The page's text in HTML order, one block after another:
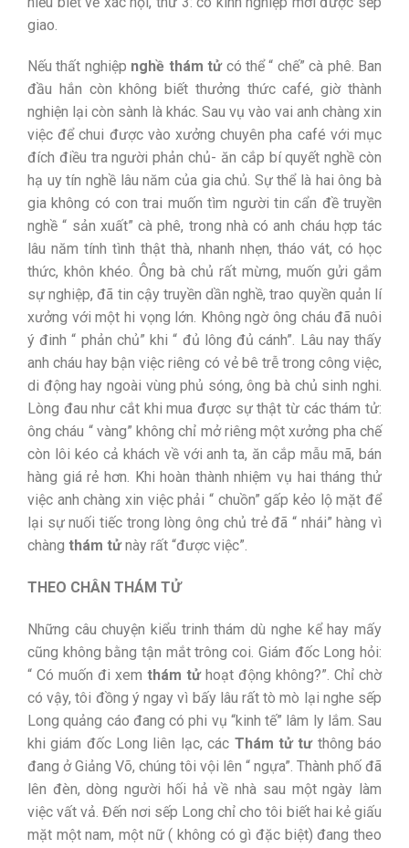
giao.
Nếu thất nghiệp nghề thám tửcó thể “ chế” cà phê. Ban
đầu hắn còn không biết thưởng thức café, giờ thành
nghiện lại còn sành là khác. Sau vụ vào vai anh chàng xin
việc để chui được vào xưởng chuyên pha café với mục
đích điều tra người phản chủ- ăn cắp bí quyết nghề còn
hạ uy tín nghề lâu năm của gia chủ. Sự thể là hai ông bà
gia không có con trai muốn tìm người tin cẩn đề truyền
nghề “ sản xuất” cà phê, trong nhà có anh cháu hợp tác
lâu năm tính tình thật thà, nhanh nhẹn, tháo vát, có học
thức, khôn khéo. Ông bà chủ rất mừng, muốn gửi gắm
sự nghiệp, đã tin cậy truyền dần nghề, trao quyền quản lí
xưởng với một hi vọng lớn. Không ngờ ông cháu đã nuôi
ý đinh “ phản chủ” khi “ đủ lông đủ cánh”. Lâu nay thấy
anh cháu hay bận việc riêng có vẻ bê trễ trong công việc,
di động hay ngoài vùng phủ sóng, ông bà chủ sinh nghi.
Lòng đau như cắt khi mua được sự thật từ các thám tử:
ông cháu “ vàng” không chỉ mở riêng một xưởng pha chế
còn lôi kéo cả khách về với anh ta, ăn cắp mẫu mã, bán
hàng giá rẻ hơn. Khi hoàn thành nhiệm vụ hai tháng thử
việc anh chàng xin việc phải “ chuồn” gấp kẻo lộ mặt để
lại sự nuối tiếc trong lòng ông chủ trẻ đã “ nhái” hàng vì
chàng thám tửnày rất “được việc”.
THEO CHÂN THÁM TỬ
Những câu chuyện kiểu trinh thám dù nghe kể hay mấy
cũng không bằng tận mắt trông coi. Giám đốc Long hỏi:
“ Có muốn đi xem thám tửhoạt động không?”. Chỉ chờ
có vậy, tôi đồng ý ngay vì bấy lâu rất tò mò lại nghe sếp
Long quảng cáo đang có phi vụ “kinh tế” lâm ly lắm. Sau
khi giám đốc Long liên lạc, các Thám tử tưthông báo
đang ở Giảng Võ, chúng tôi vội lên “ ngựa”. Thành phố đã
lên đèn, dòng người hối hả về nhà sau một ngày làm
việc vất vả. Đến nơi sếp Long chỉ cho tôi biết hai kẻ giấu
mặt một nam, một nữ ( không có gì đặc biệt) đang theo